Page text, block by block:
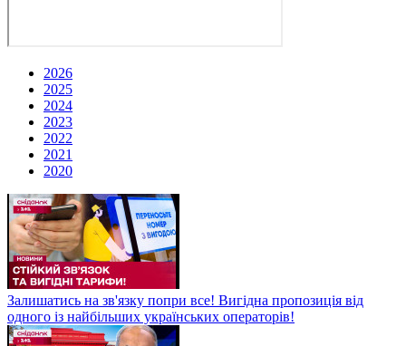
2026
2025
2024
2023
2022
2021
2020
Залишатись на зв'язку попри все! Вигідна пропозиція від
одного із найбільших українських операторів!